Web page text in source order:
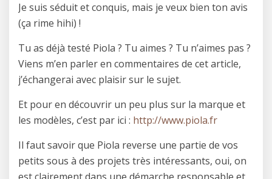
Je suis séduit et conquis, mais je veux bien ton avis
(ça rime hihi) !
Tu as déjà testé Piola ? Tu aimes ? Tu n’aimes pas ?
Viens m’en parler en commentaires de cet article,
j’échangerai avec plaisir sur le sujet.
Et pour en découvrir un peu plus sur la marque et
les modèles, c’est par ici : http://www.piola.fr
Il faut savoir que Piola reverse une partie de vos
petits sous à des projets très intéressants, oui, on